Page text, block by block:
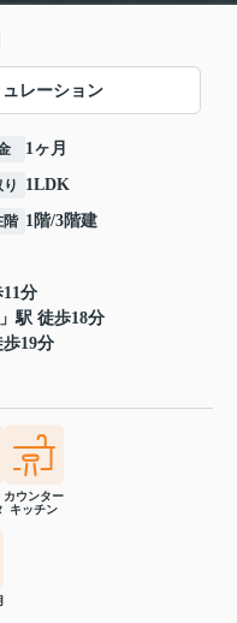
レーション
1ヶ月
り 1LDK
階 1階/3階建
11分
」駅 徒歩18分
歩19分
カウンター
キッチン